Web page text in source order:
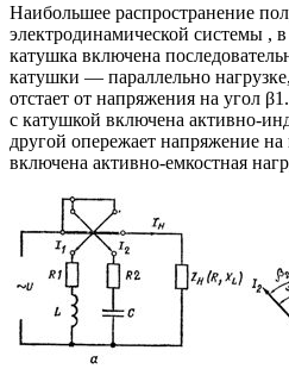
Наибольшее распространение
электродинамической системы ,
катушка включена
катушки — параллельно
отстает от напряжения на угол
с катушкой включена активно-
другой опережает напряжение
включена активно-емкостная